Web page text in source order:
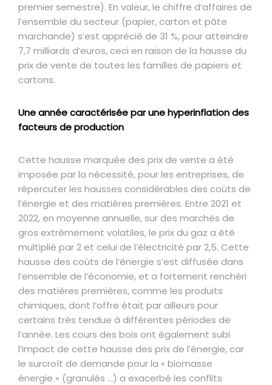
premier semestre). En valeur, le chiffre d’affaires de
l’ensemble du secteur (papier, carton et pâte
marchande) s’est apprécié de 31 %, pour atteindre
7,7 milliards d’euros, ceci en raison de la hausse du
prix de vente de toutes les familles de papiers et
cartons.
Une année caractérisée par une hyperinflation des
facteurs de production
Cette hausse marquée des prix de vente a été
imposée par la nécessité, pour les entreprises, de
répercuter les hausses considérables des coûts de
l’énergie et des matières premières. Entre 2021 et
2022, en moyenne annuelle, sur des marchés de
gros extrêmement volatiles, le prix du gaz a été
multiplié par 2 et celui de l’électricité par 2,5. Cette
hausse des coûts de l’énergie s’est diffusée dans
l’ensemble de l’économie, et a fortement renchéri
des matières premières, comme les produits
chimiques, dont l’offre était par ailleurs pour
certains très tendue à différentes périodes de
l’année. Les cours des bois ont également subi
l’impact de cette hausse des prix de l’énergie, car
le surcroît de demande pour la « biomasse
énergie » (granulés …) a exacerbé les conflits